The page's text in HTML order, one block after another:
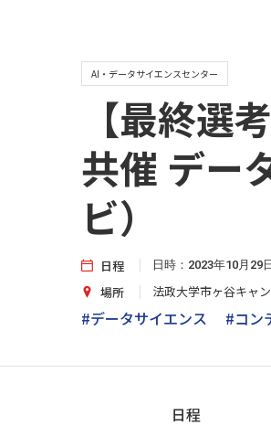
AI・データサイエンスセンター
【最終選
共催 デー
ビ）
日程 日時：2023年10月29
場所 法政大学市ヶ谷キャ
#データサイエンス #コン
日程